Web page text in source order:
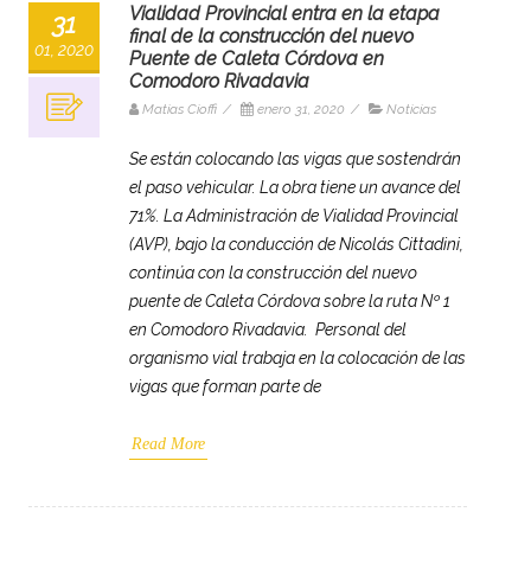
31
01, 2020
Vialidad Provincial entra en la etapa
final de la construcción del nuevo
Puente de Caleta Córdova en
Comodoro Rivadavia
Matias Cioffi / enero 31, 2020 / Noticias
Se están colocando las vigas que sostendrán
el paso vehicular. La obra tiene un avance del
71%. La Administración de Vialidad Provincial
(AVP), bajo la conducción de Nicolás Cittadini,
continúa con la construcción del nuevo
puente de Caleta Córdova sobre la ruta Nº 1
en Comodoro Rivadavia. Personal del
organismo vial trabaja en la colocación de las
vigas que forman parte de
Read More